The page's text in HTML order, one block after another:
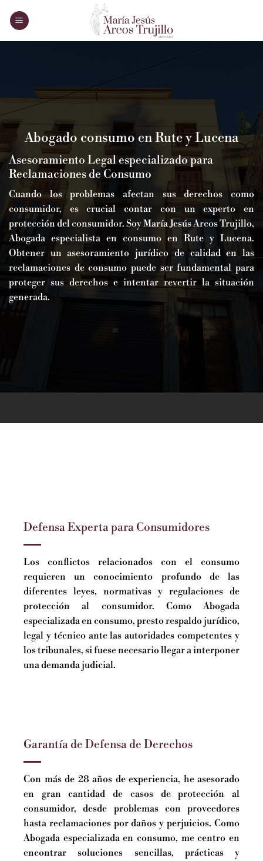
Abogado consumo en Rute y Lucena
Asesoramiento Legal especializado para
Reclamaciones de Consumo
Cuando los problemas afectan sus derechos como
consumidor, es crucial contar con un experto en
protección del consumidor. Soy María Jesús Arcos Trujillo,
Abogada especialista en consumo en Rute y Lucena.
Obtener un asesoramiento jurídico de calidad en las
reclamaciones de consumo puede ser fundamental para
proteger sus derechos e intentar revertir la situación
generada.
Defensa Experta para Consumidores
Los conflictos relacionados con el consumo
requieren un conocimiento profundo de las
diferentes leyes, normativas y regulaciones de
protección al consumidor. Como Abogada
especializada en consumo, presto respaldo jurídico,
legal y técnico ante las autoridades competentes y
los tribunales, si fuese necesario llegar a interponer
una demanda judicial.
Garantía de Defensa de Derechos
Con más de 28 años de experiencia, he asesorado
en gran cantidad de casos de protección al
consumidor, desde problemas con proveedores
hasta reclamaciones por daños y perjuicios. Como
Abogada especializada en consumo, me centro en
encontrar soluciones sencillas, prácticas y